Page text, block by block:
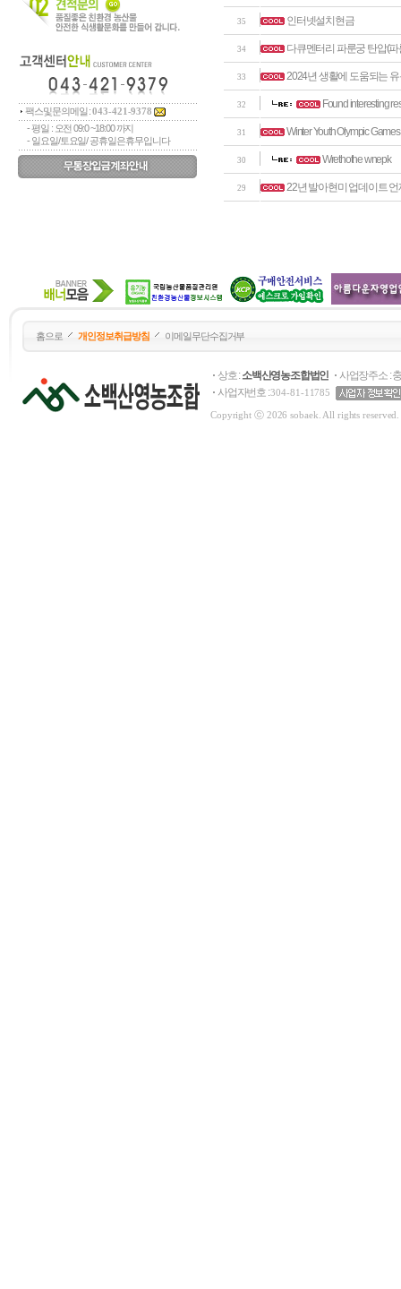
팩스및문의메일 :043-421-9378
- 평일 : 오전 09:0 ~18:00 까지
- 일요일/토요일/ 공휴일은휴무입니다
35 인터넷설치현금
34 다큐멘터리 파룬궁 탄압(
33 2024년 생활에 도움되는
32 Found interesting
31 Winter Youth Olympic
30 Wrethothe wnepk
29 22년 발아현미 업데이트
홈으로 개인정보취급방침 이메일무단수집거부
상호 :소백산영농조합법인
사업장주소 :
사업자번호 :304-81-11785
Copyright ⓒ 2026 sobaek. All rights